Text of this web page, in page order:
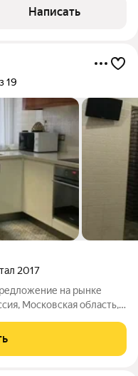
квартиру, в
Написать
19
2017
на рынке
Московская область,
вашему